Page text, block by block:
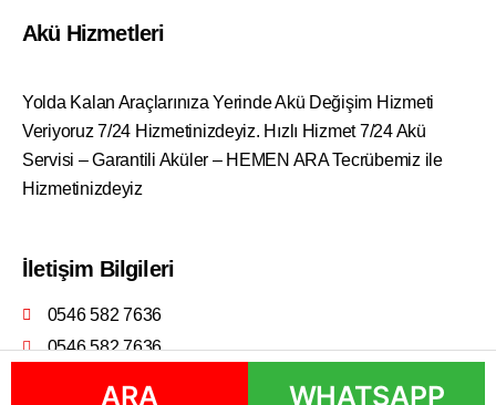
ARA WHATSAPP
Akü Hizmetleri
Yolda Kalan Araçlarınıza Yerinde Akü Değişim Hizmeti
Veriyoruz 7/24 Hizmetinizdeyiz. Hızlı Hizmet 7/24 Akü
Servisi – Garantili Aküler – HEMEN ARA Tecrübemiz ile
Hizmetinizdeyiz
İletişim Bilgileri
0546 582 7636
0546 582 7636
ARA WHATSAPP